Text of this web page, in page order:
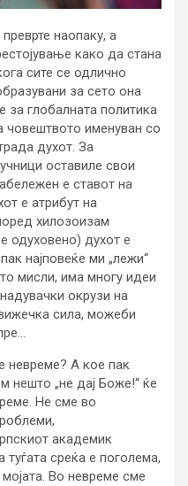
наопаку, а
како да стана
сите се одлично
за сето она
за глобалната политика
човештвото именуван со
духот. За
оставиле свои
е ставот на
е атрибут на
хилозоизам
одуховено) духот е
најповеќе ми „лежи“
мисли, има многу идеи
окрузи на
сила, можеби
невреме? А кое пак
нешто „не дај Боже!“ ќе
Не сме во
академик
среќа е поголема,
Во невреме сме